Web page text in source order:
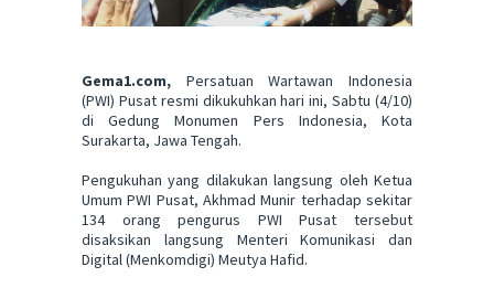
Gema1.com, Persatuan Wartawan Indonesia
(PWI) Pusat resmi dikukuhkan hari ini, Sabtu (4/10)
di Gedung Monumen Pers Indonesia, Kota
Surakarta, Jawa Tengah.
Pengukuhan yang dilakukan langsung oleh Ketua
Umum PWI Pusat, Akhmad Munir terhadap sekitar
134 orang pengurus PWI Pusat tersebut
disaksikan langsung Menteri Komunikasi dan
Digital (Menkomdigi) Meutya Hafid.